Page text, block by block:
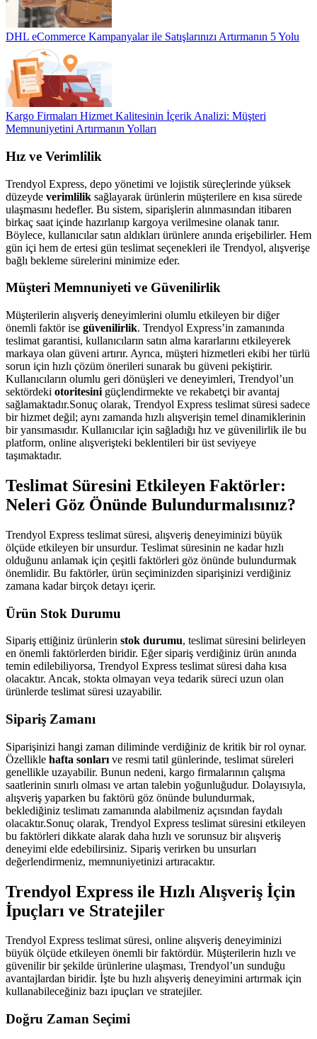
DHL eCommerce Kampanyalar ile Satışlarınızı Artırmanın 5 Yolu
Kargo Firmaları Hizmet Kalitesinin İçerik Analizi: Müşteri
Memnuniyetini Artırmanın Yolları
Hız ve Verimlilik
Trendyol Express, depo yönetimi ve lojistik süreçlerinde yüksek
düzeyde verimlilik sağlayarak ürünlerin müşterilere en kısa sürede
ulaşmasını hedefler. Bu sistem, siparişlerin alınmasından itibaren
birkaç saat içinde hazırlanıp kargoya verilmesine olanak tanır.
Böylece, kullanıcılar satın aldıkları ürünlere anında erişebilirler. Hem
gün içi hem de ertesi gün teslimat seçenekleri ile Trendyol, alışverişe
bağlı bekleme sürelerini minimize eder.
Müşteri Memnuniyeti ve Güvenilirlik
Müşterilerin alışveriş deneyimlerini olumlu etkileyen bir diğer
önemli faktör ise güvenilirlik. Trendyol Express’in zamanında
teslimat garantisi, kullanıcıların satın alma kararlarını etkileyerek
markaya olan güveni artırır. Ayrıca, müşteri hizmetleri ekibi her türlü
sorun için hızlı çözüm önerileri sunarak bu güveni pekiştirir.
Kullanıcıların olumlu geri dönüşleri ve deneyimleri, Trendyol’un
sektördeki otoritesini güçlendirmekte ve rekabetçi bir avantaj
sağlamaktadır.Sonuç olarak, Trendyol Express teslimat süresi sadece
bir hizmet değil; aynı zamanda hızlı alışverişin temel dinamiklerinin
bir yansımasıdır. Kullanıcılar için sağladığı hız ve güvenilirlik ile bu
platform, online alışverişteki beklentileri bir üst seviyeye
taşımaktadır.
Teslimat Süresini Etkileyen Faktörler:
Neleri Göz Önünde Bulundurmalısınız?
Trendyol Express teslimat süresi, alışveriş deneyiminizi büyük
ölçüde etkileyen bir unsurdur. Teslimat süresinin ne kadar hızlı
olduğunu anlamak için çeşitli faktörleri göz önünde bulundurmak
önemlidir. Bu faktörler, ürün seçiminizden siparişinizi verdiğiniz
zamana kadar birçok detayı içerir.
Ürün Stok Durumu
Sipariş ettiğiniz ürünlerin stok durumu, teslimat süresini belirleyen
en önemli faktörlerden biridir. Eğer sipariş verdiğiniz ürün anında
temin edilebiliyorsa, Trendyol Express teslimat süresi daha kısa
olacaktır. Ancak, stokta olmayan veya tedarik süreci uzun olan
ürünlerde teslimat süresi uzayabilir.
Sipariş Zamanı
Siparişinizi hangi zaman diliminde verdiğiniz de kritik bir rol oynar.
Özellikle hafta sonları ve resmi tatil günlerinde, teslimat süreleri
genellikle uzayabilir. Bunun nedeni, kargo firmalarının çalışma
saatlerinin sınırlı olması ve artan talebin yoğunluğudur. Dolayısıyla,
alışveriş yaparken bu faktörü göz önünde bulundurmak,
beklediğiniz teslimatı zamanında alabilmeniz açısından faydalı
olacaktır.Sonuç olarak, Trendyol Express teslimat süresini etkileyen
bu faktörleri dikkate alarak daha hızlı ve sorunsuz bir alışveriş
deneyimi elde edebilirsiniz. Sipariş verirken bu unsurları
değerlendirmeniz, memnuniyetinizi artıracaktır.
Trendyol Express ile Hızlı Alışveriş İçin
İpuçları ve Stratejiler
Trendyol Express teslimat süresi, online alışveriş deneyiminizi
büyük ölçüde etkileyen önemli bir faktördür. Müşterilerin hızlı ve
güvenilir bir şekilde ürünlerine ulaşması, Trendyol’un sunduğu
avantajlardan biridir. İşte bu hızlı alışveriş deneyimini artırmak için
kullanabileceğiniz bazı ipuçları ve stratejiler.
Doğru Zaman Seçimi